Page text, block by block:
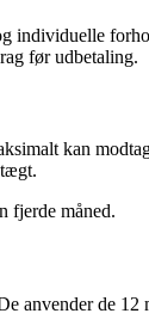
individuelle
før udbetaling.
kan
fjerde måned.
anvender de